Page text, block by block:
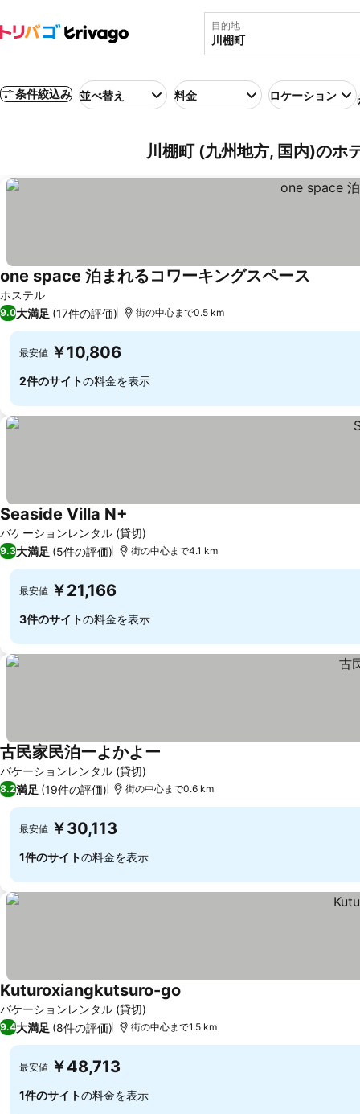
目的地
条件絞込み 並べ替え 料金 ロケーション
川棚町 (九州地方, 国内)のホ
ホステル
one space 泊まれるコワーキングスペース
9.0大満足 (17件の評価) 街の中心まで0.5 km
最安値 ￥10,806
2件のサイトの料金を表示
バケーションレンタル (貸切)
Seaside Villa N+
9.3大満足 (5件の評価) 街の中心まで4.1 km
最安値 ￥21,166
3件のサイトの料金を表示
バケーションレンタル (貸切)
古民家民泊ーよかよー
8.2満足 (19件の評価) 街の中心まで0.6 km
最安値 ￥30,113
1件のサイトの料金を表示
バケーションレンタル (貸切)
Kuturoxiangkutsuro-go
9.4大満足 (8件の評価) 街の中心まで1.5 km
最安値 ￥48,713
1件のサイトの料金を表示